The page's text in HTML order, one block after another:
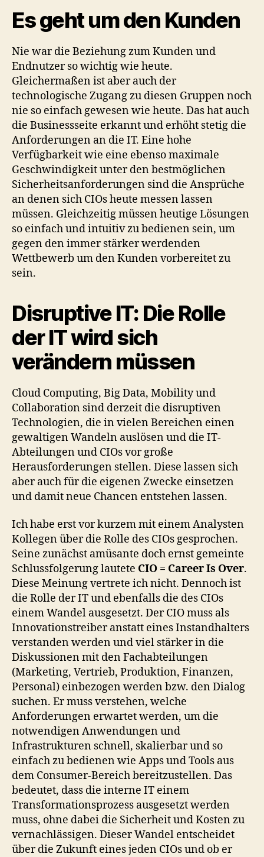
Es geht um den Kunden
Nie war die Beziehung zum Kunden und
Endnutzer so wichtig wie heute.
Gleichermaßen ist aber auch der
technologische Zugang zu diesen Gruppen noch
nie so einfach gewesen wie heute. Das hat auch
die Businessseite erkannt und erhöht stetig die
Anforderungen an die IT. Eine hohe
Verfügbarkeit wie eine ebenso maximale
Geschwindigkeit unter den bestmöglichen
Sicherheitsanforderungen sind die Ansprüche
an denen sich CIOs heute messen lassen
müssen. Gleichzeitig müssen heutige Lösungen
so einfach und intuitiv zu bedienen sein, um
gegen den immer stärker werdenden
Wettbewerb um den Kunden vorbereitet zu
sein.
Disruptive IT: Die Rolle
der IT wird sich
verändern müssen
Cloud Computing, Big Data, Mobility und
Collaboration sind derzeit die disruptiven
Technologien, die in vielen Bereichen einen
gewaltigen Wandeln auslösen und die IT-
Abteilungen und CIOs vor große
Herausforderungen stellen. Diese lassen sich
aber auch für die eigenen Zwecke einsetzen
und damit neue Chancen entstehen lassen.
Ich habe erst vor kurzem mit einem Analysten
Kollegen über die Rolle des CIOs gesprochen.
Seine zunächst amüsante doch ernst gemeinte
Schlussfolgerung lautete CIO = Career Is Over.
Diese Meinung vertrete ich nicht. Dennoch ist
die Rolle der IT und ebenfalls die des CIOs
einem Wandel ausgesetzt. Der CIO muss als
Innovationstreiber anstatt eines Instandhalters
verstanden werden und viel stärker in die
Diskussionen mit den Fachabteilungen
(Marketing, Vertrieb, Produktion, Finanzen,
Personal) einbezogen werden bzw. den Dialog
suchen. Er muss verstehen, welche
Anforderungen erwartet werden, um die
notwendigen Anwendungen und
Infrastrukturen schnell, skalierbar und so
einfach zu bedienen wie Apps und Tools aus
dem Consumer-Bereich bereitzustellen. Das
bedeutet, dass die interne IT einem
Transformationsprozess ausgesetzt werden
muss, ohne dabei die Sicherheit und Kosten zu
vernachlässigen. Dieser Wandel entscheidet
über die Zukunft eines jeden CIOs und ob er